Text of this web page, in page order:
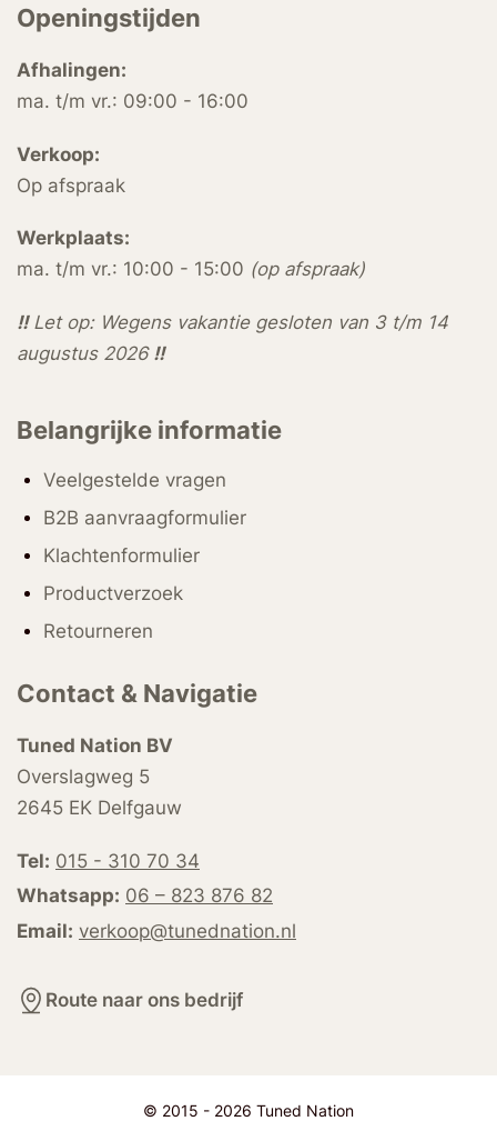
Openingstijden
Afhalingen:
ma. t/m vr.: 09:00 - 16:00
Verkoop:
Op afspraak
Werkplaats:
ma. t/m vr.: 10:00 - 15:00 (op afspraak)
!!Let op: Wegens vakantie gesloten van 3 t/m 14
augustus 2026 !!
Belangrijke informatie
Veelgestelde vragen
B2B aanvraagformulier
Klachtenformulier
Productverzoek
Retourneren
Contact & Navigatie
Tuned Nation BV
Overslagweg 5
2645 EK Delfgauw
Tel: 015 - 310 70 34
Whatsapp: 06 – 823 876 82
Email: verkoop@tunednation.nl
Route naar ons bedrijf
© 2015 - 2026 Tuned Nation